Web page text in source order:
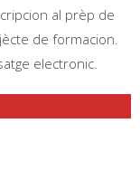
al prèp de
de formacion.
electronic.